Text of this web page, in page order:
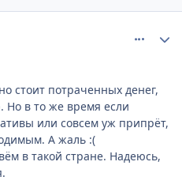
стоит потраченных денег,
Но в то же время если
или совсем уж припрёт,
А жаль :(
в такой стране. Надеюсь,